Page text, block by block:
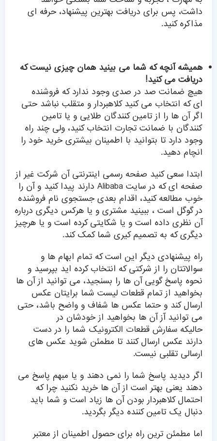
داشت، پس برای دریافت بهترین پیشنهاد، حرفه ای
مذاکره کنید.
همیشه آنچه که شما می بینید همان چیزی نیست که
دریافت می کنید!
هیچ ضمانت صد در صدی وجود ندارد که فروشنده
ای که انتخاب می کنید کلاهبردار و متقلب نباشد حتی
اگر آن ها را از تامین کنندگان طلایی و یا تامین
کنندگان با ضمانت تجارت انتخاب کنید، ولی چند راه
وجود دارد تا بتوانید با اطمینان بیشتری خرید خود را
انچام دهید.
ابتدا سعی کنید صفحه رسمی اینترنتی آن شرکت غیر از
صفحه ای که در سایت Alibaba دارند پیدا کنید و آن را
خوب مطالعه کنید، اقدام بعدی جستجوی نام فروشنده
در گوگل است ، ببینید مشتری و یا هرکس دیگری درباره
آن نظری داده است و یا شکایتی کرده است و یا هرچیز
دیگری که به تصمیم کیری شما کمک کند.
راه پیشنهادی دیگر این است که تمام ابهام ها و
سوالاتتان را از شرکتی که انتخاب کرده اید بپرسید و
نحوه پاسخ گویی آن ها را بسنجید، می توانید از آن ها
بخواهید از تمام قطعات لیست شما برایتان عکس
ارسال کند و حتما عکس ها شفاف و واضح باشد، حتی
می توانید آز آن ها بخواهید از خودشان در
حالیکه سفارش قطعات الکترونیک شما را در دست
دارند عکس ارسال کنند تا مطمئن شوید عکس های
ارسالی تقلبی نیست.
اگر دیدید پاسخ شما را نمی دهند و یا مبهم پاسخ می
دهند یعنی بهتر است از آن ها خرید نکنید چرا که
احتمال کلاهبردار بودن آن ها زیاد است و شما باید
دنبال یک تامین کننده دیگر بگردید.
اما مطمئن ترین راه برای حصول اطمینان از معتبر